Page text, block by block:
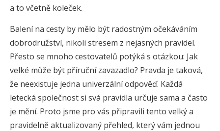
a to včetně koleček.
Balení na cesty by mělo být radostným očekáváním
dobrodružství, nikoli stresem z nejasných pravidel.
Přesto se mnoho cestovatelů potýká s otázkou: Jak
velké může být příruční zavazadlo? Pravda je taková,
že neexistuje jedna univerzální odpověď. Každá
letecká společnost si svá pravidla určuje sama a často
je mění. Proto jsme pro vás připravili tento velký a
pravidelně aktualizovaný přehled, který vám jednou